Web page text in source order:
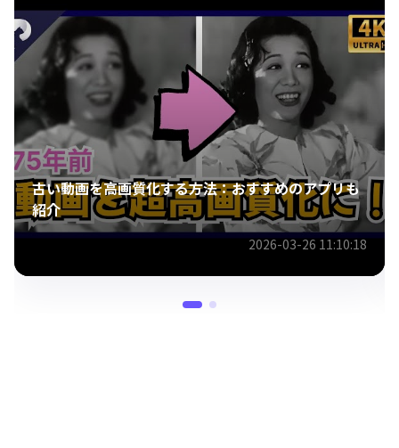
古い動画を高画質化する方法：おすすめのアプリも
紹介
2026-03-26 11:10:18